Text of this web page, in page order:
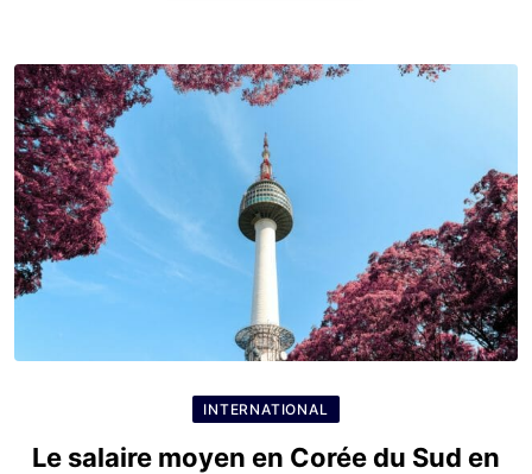
INTERNATIONAL
Le salaire moyen en Corée du Sud en